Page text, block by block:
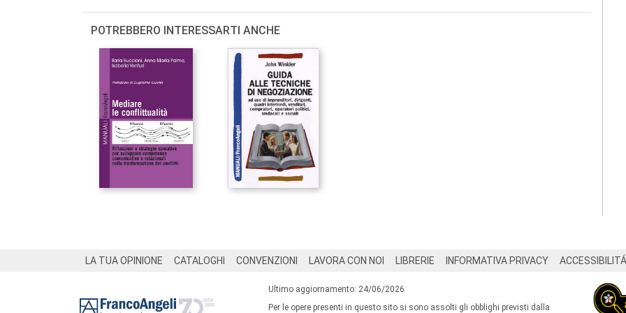
POTREBBERO INTERESSARTI ANCHE
LA TUA OPINIONE CATALOGHI CONVENZIONI LAVORA CON NOI LIBRERIE INFORMATIVA PRIVACY ACCESSIBILITÁ
Ultimo aggiornamento: 24/06/2026
Per le opere presenti in questo sito si sono assolti gli obblighi previsti dalla